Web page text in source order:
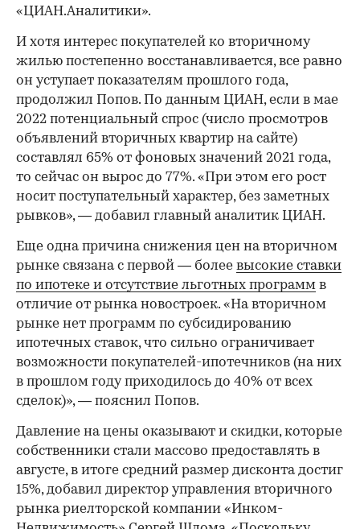
«ЦИАН.Аналитики».
И хотя интерес покупателей ко вторичному
жилью постепенно восстанавливается, все равно
он уступает показателям прошлого года,
продолжил Попов. По данным ЦИАН, если в мае
2022 потенциальный спрос (число просмотров
объявлений вторичных квартир на сайте)
составлял 65% от фоновых значений 2021 года,
то сейчас он вырос до 77%. «При этом его рост
носит поступательный характер, без заметных
рывков», — добавил главный аналитик ЦИАН.
Еще одна причина снижения цен на вторичном
рынке связана с первой — более высокие ставки
по ипотеке и отсутствие льготных программ в
отличие от рынка новостроек. «На вторичном
рынке нет программ по субсидированию
ипотечных ставок, что сильно ограничивает
возможности покупателей-ипотечников (на них
в прошлом году приходилось до 40% от всех
сделок)», — пояснил Попов.
Давление на цены оказывают и скидки, которые
собственники стали массово предоставлять в
августе, в итоге средний размер дисконта достиг
15%, добавил директор управления вторичного
рынка риелторской компании «Инком-